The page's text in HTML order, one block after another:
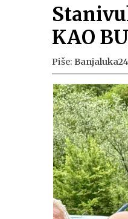
KAO
Piše: Banjaluka24